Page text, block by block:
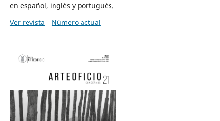
en español, inglés y portugués.
Ver revista
Número actual